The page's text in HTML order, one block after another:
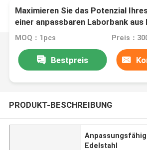
Maximieren Sie das Potenzial
einer anpassbaren Laborbank aus
MOQ：1pcs
Bestpreis
PRODUKT-BESCHREIBUNG
Edelstahl